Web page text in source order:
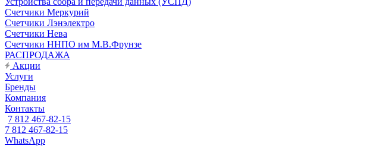
Счетчики Меркурий
Счетчики Лэнэлектро
Счетчики Нева
Счетчики ННПО им М.В.Фрунзе
РАСПРОДАЖА
Акции
Услуги
Бренды
Компания
Контакты
7 812 467-82-15
7 812 467-82-15
WhatsApp